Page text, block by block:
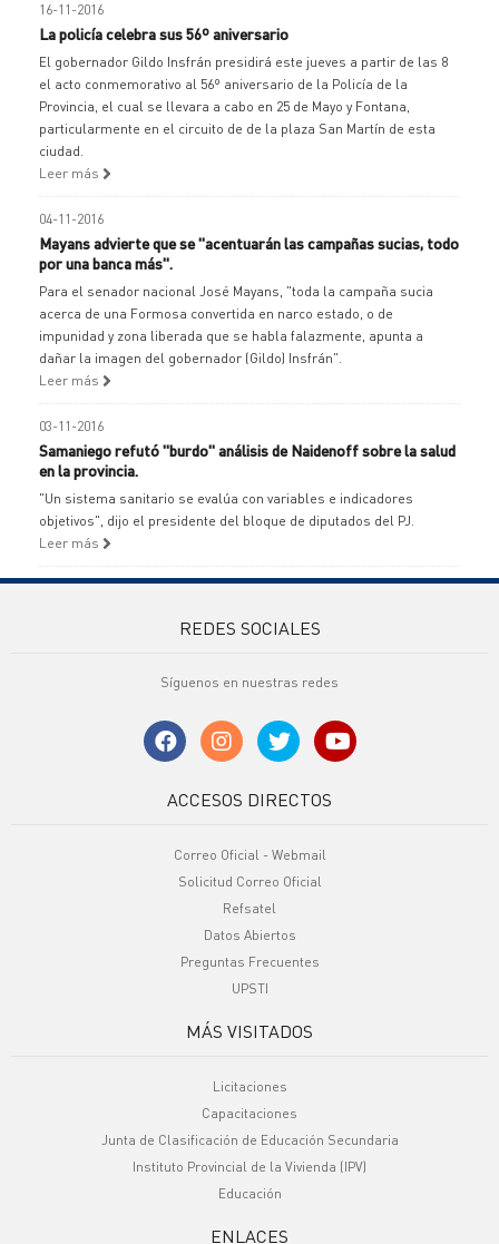
16-11-2016
La policía celebra sus 56º aniversario
El gobernador Gildo Insfrán presidirá este jueves a partir de las 8
el acto conmemorativo al 56º aniversario de la Policía de la
Provincia, el cual se llevara a cabo en 25 de Mayo y Fontana,
particularmente en el circuito de de la plaza San Martín de esta
ciudad.
Leer más
04-11-2016
Mayans advierte que se "acentuarán las campañas sucias, todo
por una banca más".
Para el senador nacional José Mayans, "toda la campaña sucia
acerca de una Formosa convertida en narco estado, o de
impunidad y zona liberada que se habla falazmente, apunta a
dañar la imagen del gobernador (Gildo) Insfrán".
Leer más
03-11-2016
Samaniego refutó "burdo" análisis de Naidenoff sobre la salud
en la provincia.
"Un sistema sanitario se evalúa con variables e indicadores
objetivos", dijo el presidente del bloque de diputados del PJ.
Leer más
REDES SOCIALES
Síguenos en nuestras redes
ACCESOS DIRECTOS
Correo Oficial - Webmail
Solicitud Correo Oficial
Refsatel
Datos Abiertos
Preguntas Frecuentes
UPSTI
MÁS VISITADOS
Licitaciones
Capacitaciones
Junta de Clasificación de Educación Secundaria
Instituto Provincial de la Vivienda (IPV)
Educación
ENLACES